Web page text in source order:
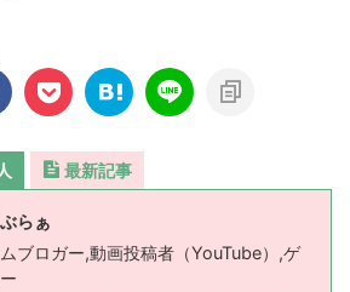
最新記事
らぁ
ブロガー,動画投稿者（YouTube）,ゲ